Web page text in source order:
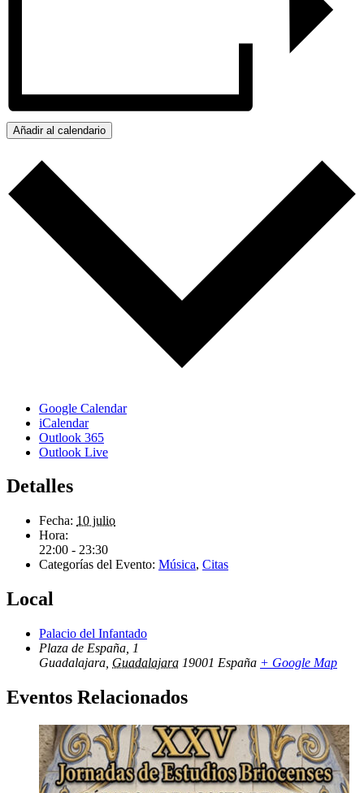
Añadir al calendario
Google Calendar
iCalendar
Outlook 365
Outlook Live
Detalles
Fecha: 10 julio
Hora:
22:00 - 23:30
Categorías del Evento: Música, Citas
Local
Palacio del Infantado
Plaza de España, 1
Guadalajara Guadalajara 19001 España + Google Map
Eventos Relacionados